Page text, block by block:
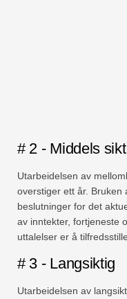
# 2 - Middels sikt
Utarbeidelsen av
overstiger ett år. Bruken
beslutninger for det
av inntekter, fortjeneste
uttalelser er å
# 3 - Langsiktig
Utarbeidelsen av